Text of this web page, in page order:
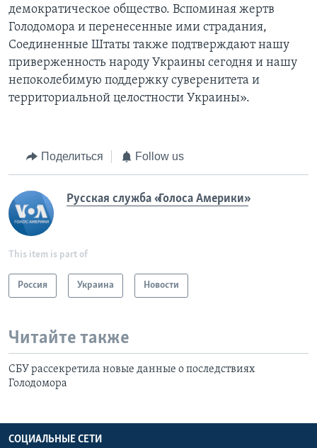
демократическое общество. Вспоминая жертв
Голодомора и перенесенные ими страдания,
Соединенные Штаты также подтверждают нашу
приверженность народу Украины сегодня и нашу
непоколебимую поддержку суверенитета и
территориальной целостности Украины».
Поделиться Follow us
Русская служба «Голоса Америки»
This item is part of
Россия Украина Новости
Читайте также
СБУ рассекретила новые данные о последствиях
Голодомора
СОЦИАЛЬНЫЕ СЕТИ